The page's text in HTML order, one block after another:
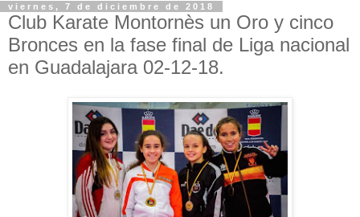
viernes, 7 de diciembre de 2018
Club Karate Montornès un Oro y cinco
Bronces en la fase final de Liga nacional
en Guadalajara 02-12-18.